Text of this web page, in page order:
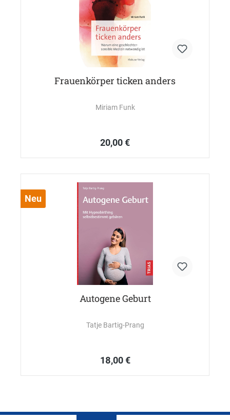
Frauenkörper ticken anders
Miriam Funk
20,00 €
Neu
Autogene Geburt
Tatje Bartig-Prang
18,00 €